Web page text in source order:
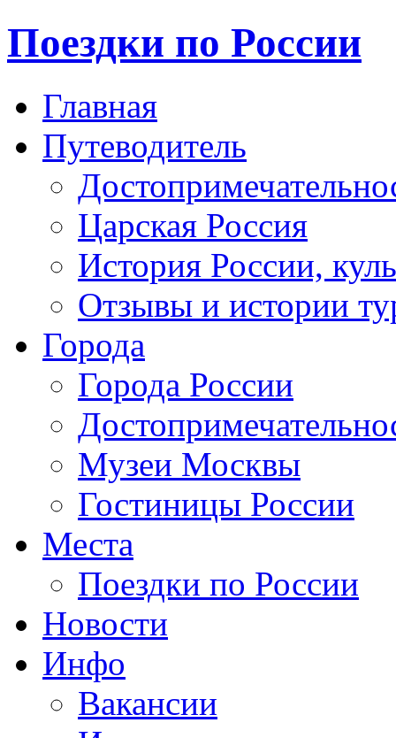
Поездки по России
Главная
Путеводитель
Царская Россия
История России,
Отзывы и истории
Города
Города России
Музеи Москвы
Гостиницы России
Места
Поездки по России
Новости
Инфо
Вакансии